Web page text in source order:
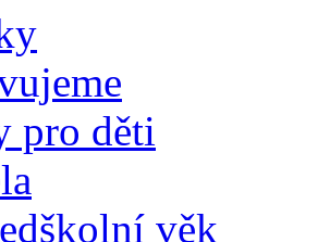
pro děti
věk